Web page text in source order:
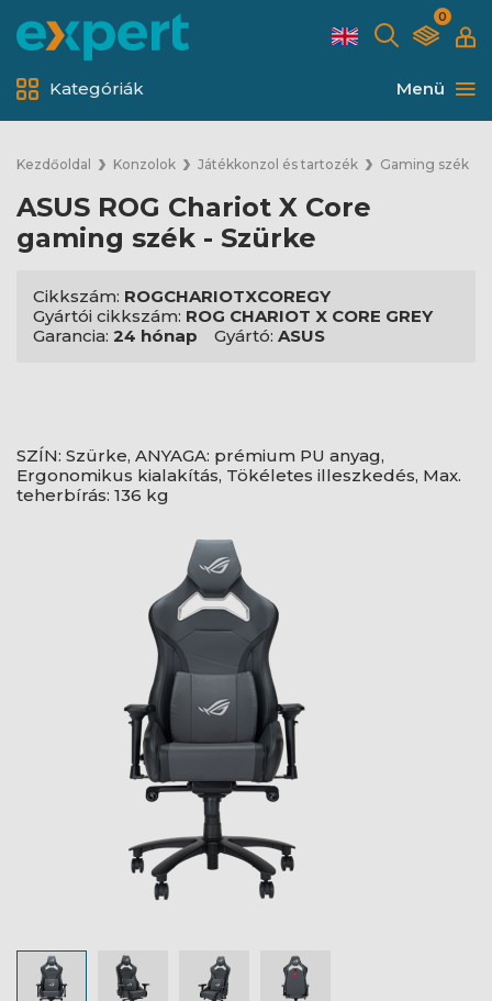
0
Menü
Kategóriák
Kezdőoldal Konzolok Játékkonzol és tartozék Gaming szék
ASUS ROG Chariot X Core
gaming szék - Szürke
Cikkszám: ROGCHARIOTXCOREGY
Gyártói cikkszám: ROG CHARIOT X CORE GREY
Garancia: 24 hónap Gyártó: ASUS
SZÍN: Szürke, ANYAGA: prémium PU anyag,
Ergonomikus kialakítás, Tökéletes illeszkedés, Max.
teherbírás: 136 kg